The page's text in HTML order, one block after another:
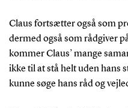
Claus fortsætter også som
dermed også som rådgiver
kommer Claus’ mange
ikke til at stå helt uden hans
kunne søge hans råd og